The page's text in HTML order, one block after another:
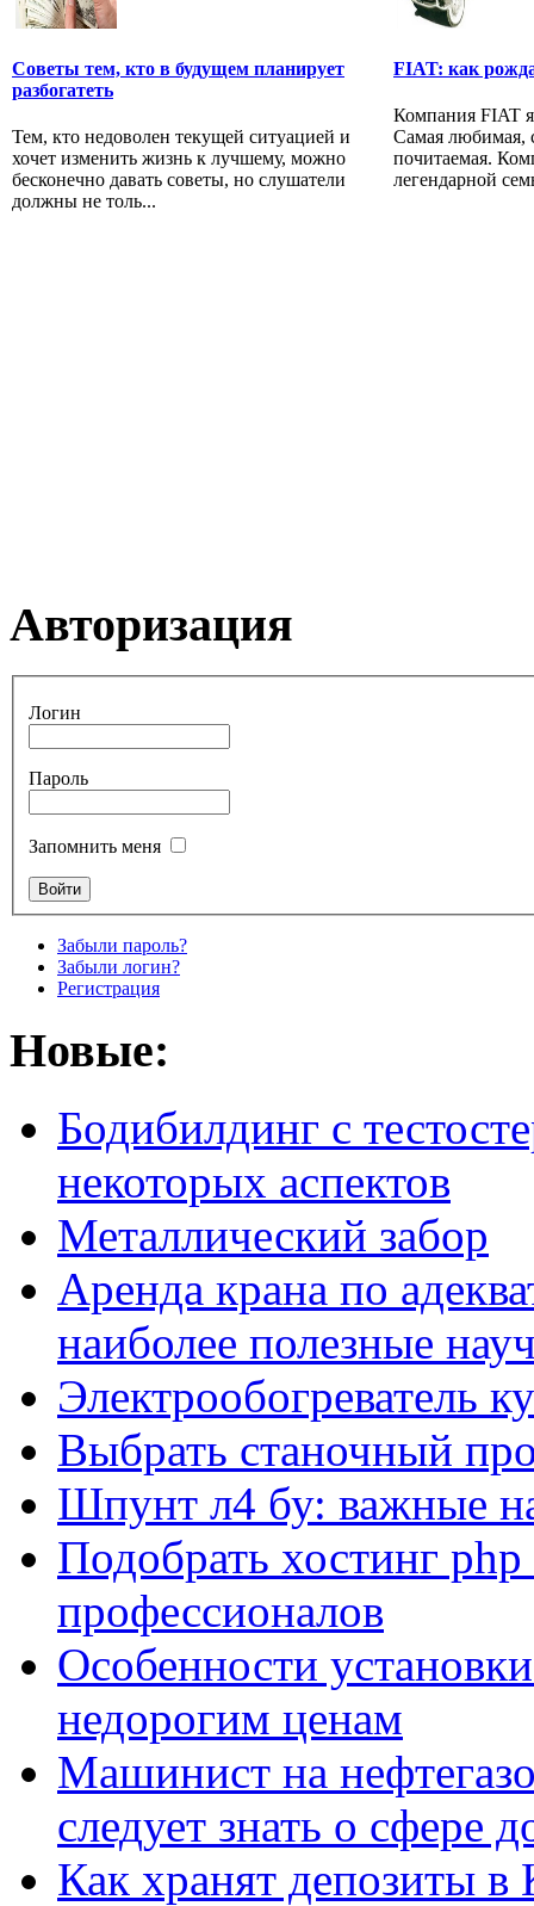
Советы тем, кто в будущем планирует
разбогатеть
Тем, кто недоволен текущей ситуацией и
хочет изменить жизнь к лучшему, можно
бесконечно давать советы, но слушатели
должны не толь...
FIAT: как
Компания FIAT
Самая любимая,
почитаемая.
легендарной
Авторизация
Логин
Пароль
Запомнить меня
Забыли пароль?
Забыли логин?
Регистрация
Новые:
Бодибилдинг с
некоторых аспектов
Металлический забор
Аренда крана по
наиболее полезные
Электрообогреватель
Выбрать станочный
Шпунт л4 бу: важные
Подобрать хостинг
профессионалов
Особенности
недорогим ценам
Машинист на
следует знать о сфере
Как хранят депозиты в